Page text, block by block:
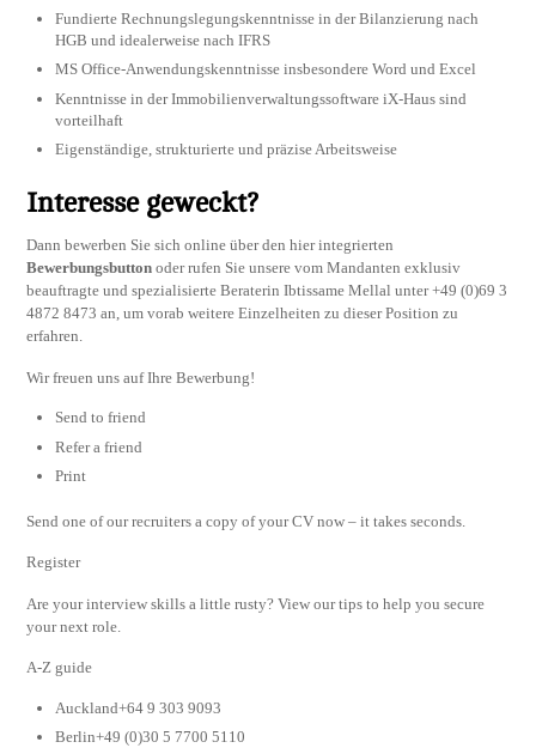
Fundierte Rechnungslegungskenntnisse in der Bilanzierung nach
HGB und idealerweise nach IFRS
MS Office-Anwendungskenntnisse insbesondere Word und Excel
Kenntnisse in der Immobilienverwaltungssoftware iX-Haus sind
vorteilhaft
Eigenständige, strukturierte und präzise Arbeitsweise
Interesse geweckt?
Dann bewerben Sie sich online über den hier integrierten
Bewerbungsbutton oder rufen Sie unsere vom Mandanten exklusiv
beauftragte und spezialisierte Beraterin Ibtissame Mellal unter +49 (0)69 3
4872 8473 an, um vorab weitere Einzelheiten zu dieser Position zu
erfahren.
Wir freuen uns auf Ihre Bewerbung!
Send to friend
Refer a friend
Print
Send one of our recruiters a copy of your CV now – it takes seconds.
Register
Are your interview skills a little rusty? View our tips to help you secure
your next role.
A-Z guide
Auckland+64 9 303 9093
Berlin+49 (0)30 5 7700 5110